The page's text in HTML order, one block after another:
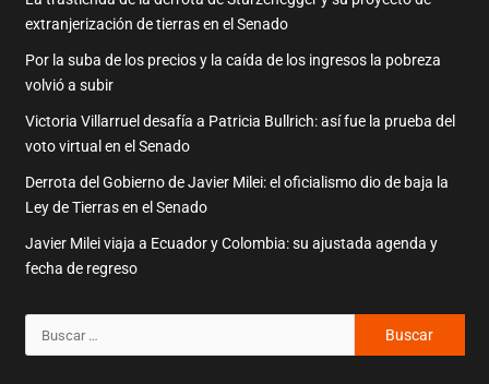
extranjerización de tierras en el Senado
Por la suba de los precios y la caída de los ingresos la pobreza
volvió a subir
Victoria Villarruel desafía a Patricia Bullrich: así fue la prueba del
voto virtual en el Senado
Derrota del Gobierno de Javier Milei: el oficialismo dio de baja la
Ley de Tierras en el Senado
Javier Milei viaja a Ecuador y Colombia: su ajustada agenda y
fecha de regreso